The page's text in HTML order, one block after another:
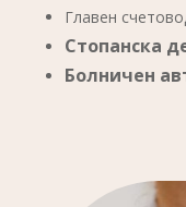
Главен
Стопанска
Болничен